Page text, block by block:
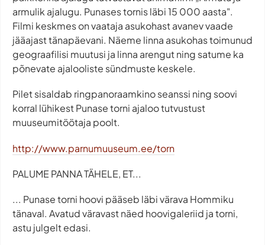
armulik ajalugu. Punases tornis läbi 15 000 aasta".
Filmi keskmes on vaataja asukohast avanev vaade
jääajast tänapäevani. Näeme linna asukohas toimunud
geograafilisi muutusi ja linna arengut ning satume ka
põnevate ajalooliste sündmuste keskele.
Pilet sisaldab ringpanoraamkino seanssi ning soovi
korral lühikest Punase torni ajaloo tutvustust
muuseumitöötaja poolt.
http://www.parnumuuseum.ee/torn
PALUME PANNA TÄHELE, ET...
... Punase torni hoovi pääseb läbi värava Hommiku
tänaval. Avatud väravast näed hoovigaleriid ja torni,
astu julgelt edasi.